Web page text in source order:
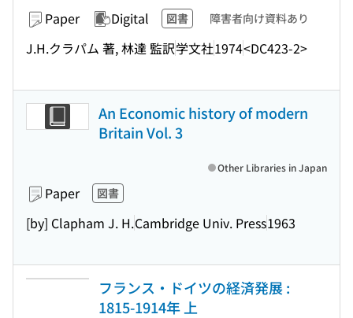
Paper Digital 図書 障害者向け資料あり
J.H.クラパム 著, 林達 監訳学文社1974<DC423-2>
An Economic history of modern
Britain Vol. 3
Paper 図書
[by] Clapham J. H.Cambridge Univ. Press1963
Other Libraries in Japan
フランス・ドイツの経済発展 :
1815-1914年 上